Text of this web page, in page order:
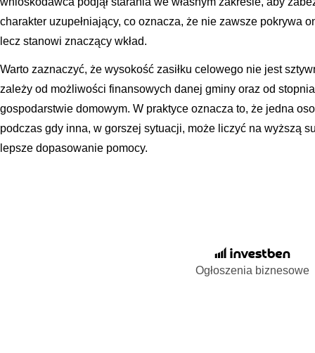
charakter uzupełniający, co oznacza, że nie zawsze pokrywa
lecz stanowi znaczący wkład.
Warto zaznaczyć, że wysokość zasiłku celowego nie jest
zależy od możliwości finansowych danej gminy oraz od
gospodarstwie domowym. W praktyce oznacza to, że jedna
podczas gdy inna, w gorszej sytuacji, może liczyć na wyższą
lepsze dopasowanie pomocy.
Ogłoszenia biznesowe